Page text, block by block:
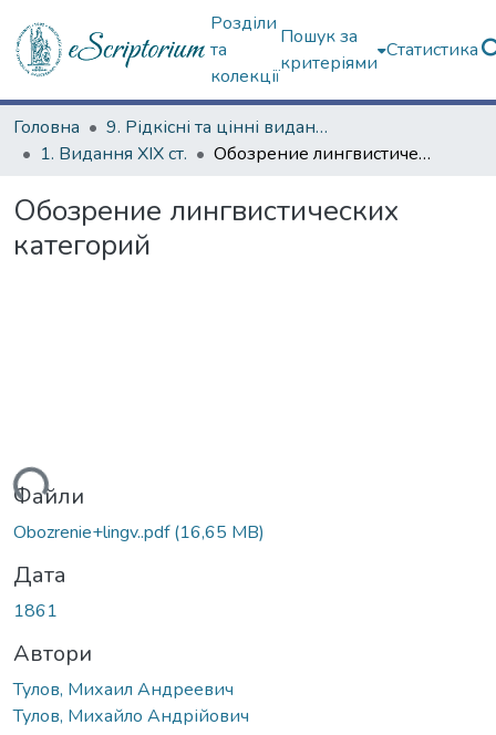
Розділи
та
колекції
Пошук за
критеріями
Статистика
Головна
9. Рідкісні та цінні видання
1. Видання ХІХ ст.
Обозрение лингвистических категорий
Обозрение лингвистических
категорий
Файли
Obozrenie+lingv..pdf(16,65 MB)
Дата
1861
Автори
Тулов, Михаил Андреевич
Тулов, Михайло Андрійович